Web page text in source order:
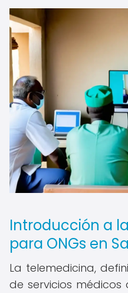
Introducción a
para ONGs en
La telemedicina,
de servicios